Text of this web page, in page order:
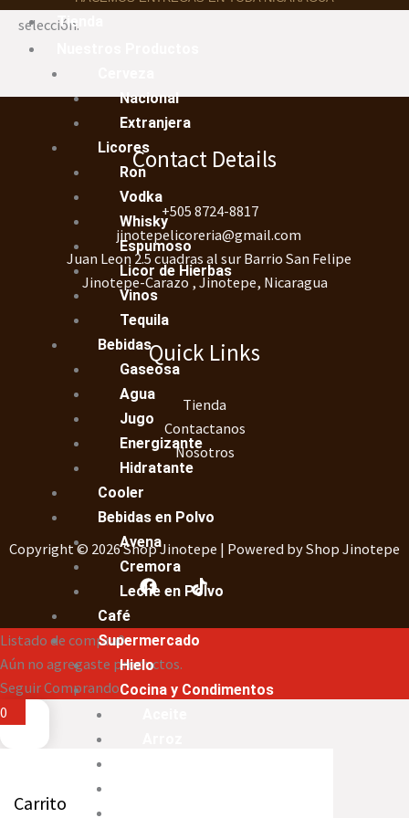
Tienda
Nacional
Extranjera
Licores
Ron
Vodka
Whisky
Espumoso
Licor de Hierbas
Vinos
Tequila
Bebidas
Gaseosa
Agua
Jugo
Energizante
Hidratante
Cooler
Bebidas en Polvo
Avena
Cremora
Leche en Polvo
Café
Supermercado
Hielo
Cocina y Condimentos
selección.
Contact Details
+505 8724-8817
jinotepelicoreria@gmail.com
Juan Leon 2.5 cuadras al sur Barrio San Felipe
Jinotepe-Carazo , Jinotepe, Nicaragua
Quick Links
Tienda
Contactanos
Nosotros
Copyright © 2026 Shop Jinotepe | Powered by Shop Jinotepe
Listado de compra0
Aún no agregaste productos.
Seguir Comprando
0
Carrito